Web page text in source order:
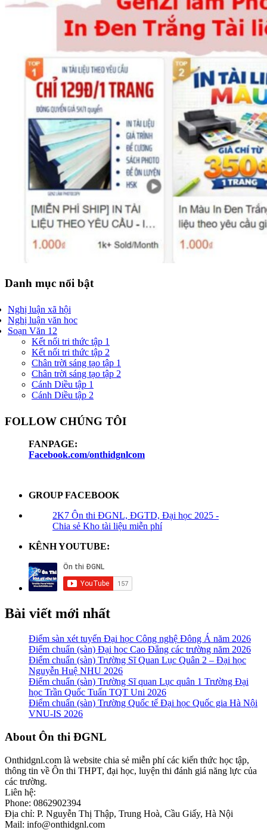
Danh mục nổi bật
Nghị luận xã hội
Nghị luận văn học
Soạn Văn 12
Kết nối tri thức tập 1
Kết nối tri thức tập 2
Chân trời sáng tạo tập 1
Chân trời sáng tạo tập 2
Cánh Diều tập 1
Cánh Diều tập 2
FOLLOW CHÚNG TÔI
FANPAGE:
Facebook.com/onthidgnlcom
GROUP FACEBOOK
2K7 Ôn thi ĐGNL, ĐGTD, Đại học 2025 -
Chia sẻ Kho tài liệu miễn phí
KÊNH YOUTUBE:
Bài viết mới nhất
Điểm sàn xét tuyển Đại học Công nghệ Đông Á năm 2026
Điểm chuẩn (sàn) Đại học Cao Đẳng các trường năm 2026
Điểm chuẩn (sàn) Trường Sĩ Quan Lục Quân 2 – Đại học
Nguyễn Huệ NHU 2026
Điểm chuẩn (sàn) Trường Sĩ quan Lục quân 1 Trường Đại
học Trần Quốc Tuấn TQT Uni 2026
Điểm chuẩn (sàn) Trường Quốc tế Đại học Quốc gia Hà Nội
VNU-IS 2026
Footer
About Ôn thi ĐGNL
Onthidgnl.com là website chia sẻ miễn phí các kiến thức học tập,
thông tin về Ôn thi THPT, đại học, luyện thi đánh giá năng lực của
các trường.
Liên hệ:
Phone: 0862902394
Địa chỉ: P. Nguyễn Thị Thập, Trung Hoà, Cầu Giấy, Hà Nội
Mail: info@onthidgnl.com